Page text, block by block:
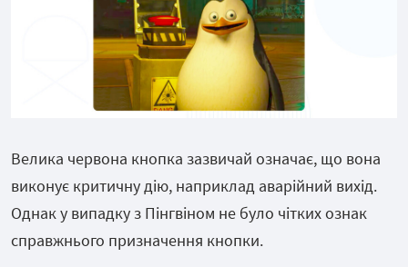
Велика червона кнопка зазвичай означає, що вона
виконує критичну дію, наприклад аварійний вихід.
Однак у випадку з Пінгвіном не було чітких ознак
справжнього призначення кнопки.